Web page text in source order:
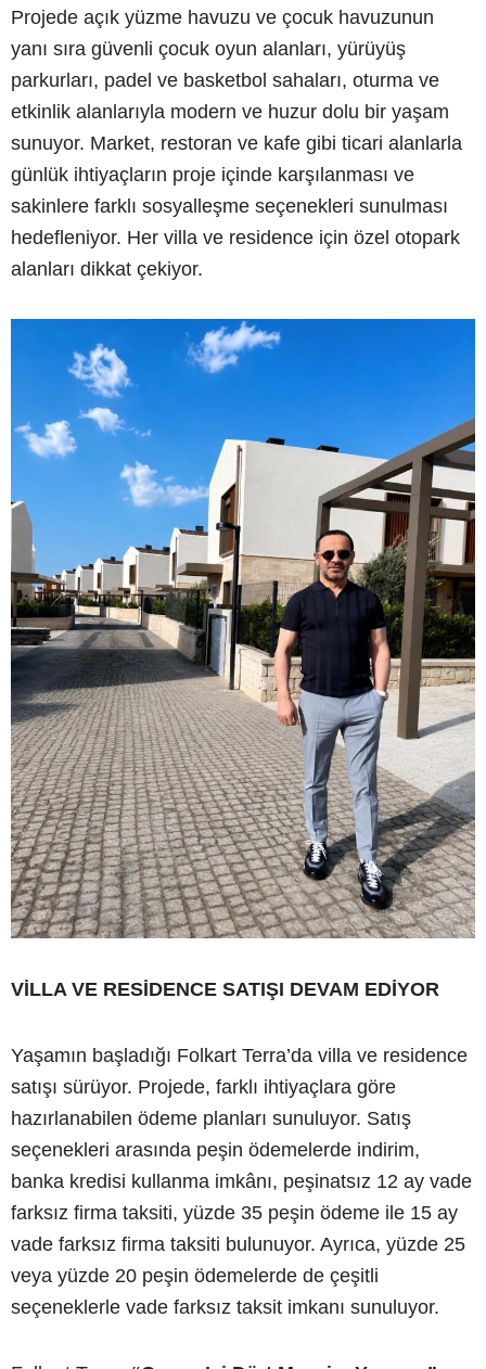
Projede açık yüzme havuzu ve çocuk havuzunun
yanı sıra güvenli çocuk oyun alanları, yürüyüş
parkurları, padel ve basketbol sahaları, oturma ve
etkinlik alanlarıyla modern ve huzur dolu bir yaşam
sunuyor. Market, restoran ve kafe gibi ticari alanlarla
günlük ihtiyaçların proje içinde karşılanması ve
sakinlere farklı sosyalleşme seçenekleri sunulması
hedefleniyor. Her villa ve residence için özel otopark
alanları dikkat çekiyor.
VİLLA VE RESİDENCE SATIŞI DEVAM EDİYOR
Yaşamın başladığı Folkart Terra’da villa ve residence
satışı sürüyor. Projede, farklı ihtiyaçlara göre
hazırlanabilen ödeme planları sunuluyor. Satış
seçenekleri arasında peşin ödemelerde indirim,
banka kredisi kullanma imkânı, peşinatsız 12 ay vade
farksız firma taksiti, yüzde 35 peşin ödeme ile 15 ay
vade farksız firma taksiti bulunuyor. Ayrıca, yüzde 25
veya yüzde 20 peşin ödemelerde de çeşitli
seçeneklerle vade farksız taksit imkanı sunuluyor.